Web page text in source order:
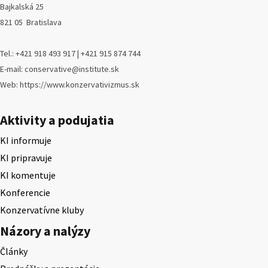
Bajkalská 25
821 05 Bratislava
Tel.: +421 918 493 917 | +421 915 874 744
E-mail: conservative@institute.sk
Web: https://www.konzervativizmus.sk
Aktivity a podujatia
KI informuje
KI pripravuje
KI komentuje
Konferencie
Konzervatívne kluby
Názory a nalýzy
Články